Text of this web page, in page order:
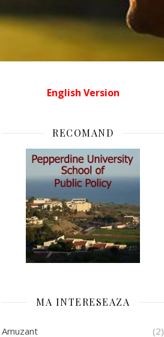
English Version
RECOMAND
MA INTERESEAZA
Amuzant (2)